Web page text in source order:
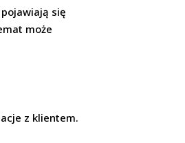
się
może
z klientem.